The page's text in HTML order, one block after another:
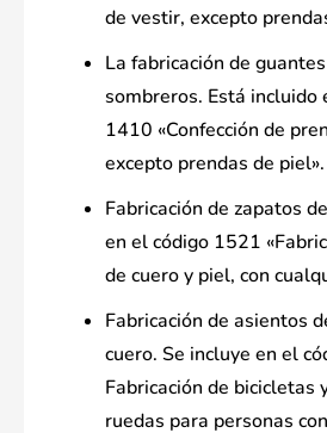
de vestir, excepto
La fabricación de
sombreros. Está incluido
1410 «Confección de
excepto prendas de piel».
Fabricación de zapatos
en el código 1521
de cuero y piel, con
Fabricación de asientos
cuero. Se incluye en el
Fabricación de bicicletas
ruedas para personas